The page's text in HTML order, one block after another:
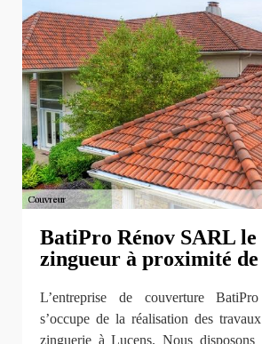
BatiPro Rénov SARL
zingueur à proximité de
L’entreprise de couverture
s’occupe de la réalisation des
zinguerie à Lucens. Nous disposons